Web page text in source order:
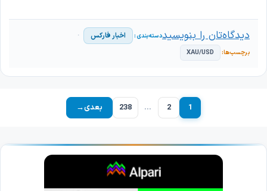
اخبار فارکس
XAU/USD
دیدگاه‌تان را بنویسید
برگه1 برگه2
… برگه
238 بعدی→